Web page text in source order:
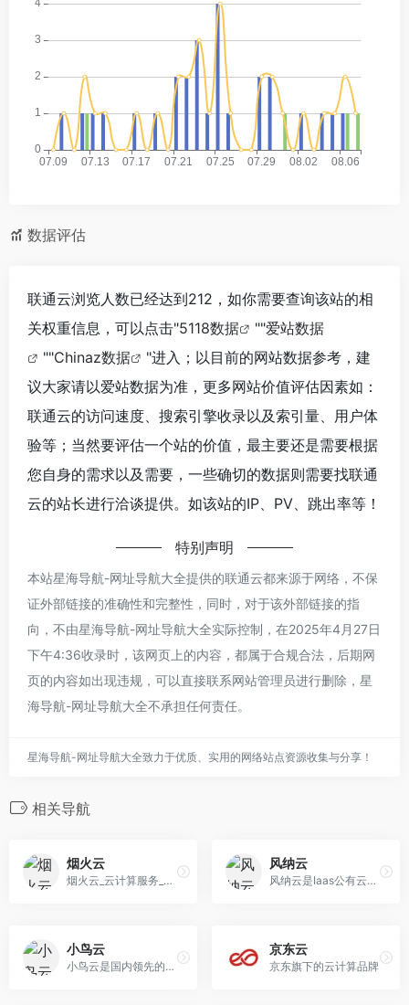
数据评估
联通云浏览人数已经达到212，如你需要查询该站的相
关权重信息，可以点击"5118数据 ""爱站数据
""Chinaz数据
"进入；以目前的网站数据参考，建
议大家请以爱站数据为准，更多网站价值评估因素如：
联通云的访问速度、搜索引擎收录以及索引量、用户体
验等；当然要评估一个站的价值，最主要还是需要根据
您自身的需求以及需要，一些确切的数据则需要找联通
云的站长进行洽谈提供。如该站的IP、PV、跳出率等！
特别声明
本站星海导航-网址导航大全提供的联通云都来源于网络，不保
证外部链接的准确性和完整性，同时，对于该外部链接的指
向，不由星海导航-网址导航大全实际控制，在2025年4月27日
下午4:36收录时，该网页上的内容，都属于合规合法，后期网
页的内容如出现违规，可以直接联系网站管理员进行删除，星
海导航-网址导航大全不承担任何责任。
星海导航-网址导航大全致力于优质、实用的网络站点资源收集与分享！
相关导航
烟火云
烟火云_云计算服务_高效安全的云解决方案
风纳云
风纳云是Iaas公有云计算平台,产品囊括BGP弹性云服务器,裸金属服务器,云虚拟主机.平台以优质的硬件,线路和服务助力市场主体数字化转型升级.
小鸟云
小鸟云是国内领先的企业级云计算服务提供商。专注公有云技术研发，主要面向广大开发者、政企用户、金融机构等，提供基于智能云服务器的全方位云计算解决方案，为 用户提供可信赖的企业级公有云服务。
京东云
京东旗下的云计算品牌